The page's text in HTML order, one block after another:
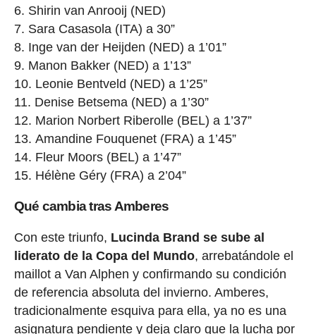
Shirin van Anrooij (NED)
Sara Casasola (ITA) a 30”
Inge van der Heijden (NED) a 1’01”
Manon Bakker (NED) a 1’13”
Leonie Bentveld (NED) a 1’25”
Denise Betsema (NED) a 1’30”
Marion Norbert Riberolle (BEL) a 1’37”
Amandine Fouquenet (FRA) a 1’45”
Fleur Moors (BEL) a 1’47”
Hélène Géry (FRA) a 2’04”
Qué cambia tras Amberes
Con este triunfo, Lucinda Brand se sube al
liderato de la Copa del Mundo, arrebatándole el
maillot a Van Alphen y confirmando su condición
de referencia absoluta del invierno. Amberes,
tradicionalmente esquiva para ella, ya no es una
asignatura pendiente y deja claro que la lucha por